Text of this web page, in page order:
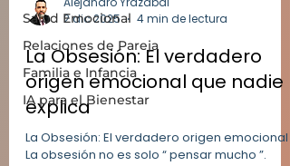
Salud Emocional
Relaciones de Pareja
Familia e Infancia
IA para el Bienestar
Alejandro Yrazabal
2 dic 2025
4 min de lectura
La Obsesión: El verdadero
origen emocional que nadie
explica